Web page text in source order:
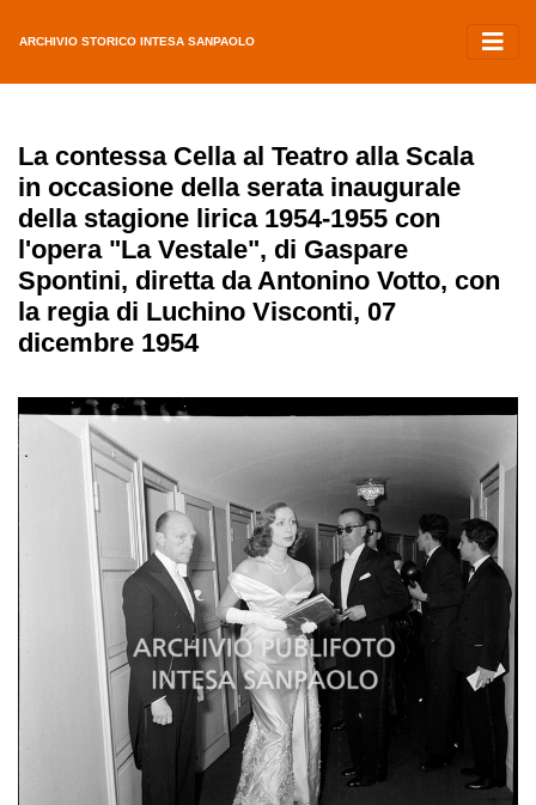
ARCHIVIO STORICO INTESA SANPAOLO
La contessa Cella al Teatro alla Scala
in occasione della serata inaugurale
della stagione lirica 1954-1955 con
l'opera "La Vestale", di Gaspare
Spontini, diretta da Antonino Votto, con
la regia di Luchino Visconti, 07
dicembre 1954